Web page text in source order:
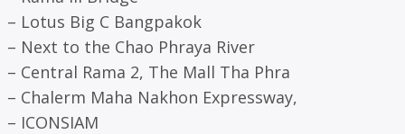
– Lotus Big C Bangpakok
– Next to the Chao Phraya River
– Central Rama 2, The Mall Tha Phra
– Chalerm Maha Nakhon Expressway,
– ICONSIAM